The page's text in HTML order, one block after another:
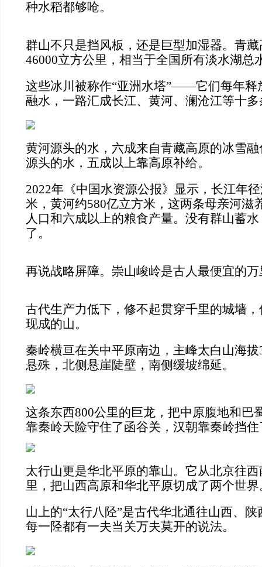
种水稻都够呛。
群山不只是挡风板，还是巨型加湿器。青
46000立方公里，相当于全国所有淡水湖总
这些冰川被称作“亚洲水塔”——它们每年释
融水，一路汇成长江、黄河、澜沧江等十
黄河源头的水，六成来自青藏高原的冰雪
源头的水，五成以上靠高原补给。
2022年《中国水资源公报》显示，长江年
米，黄河约580亿立方米，这两条母亲河滋
人口和六成以上的粮食产量。没有群山蓄
了。
再说战略屏障。崇山峻岭是古人最便宜的
古代生产力低下，修不起贯穿千里的城墙
现成的山。
秦岭横亘在关中平原南边，主峰太白山海
悬殊，北侧悬崖陡壁，南侧缓坡绵延。
这条东西800公里的巨龙，把中原腹地和巴
靠秦岭天险守住了函谷关，汉朝靠秦岭挡
太行山更是华北平原的靠山。它从北京往
里，把山西高原和华北平原切成了两个世界
山上的“太行八陉”是古代华北通往山西、
每一陉都有一夫当关万夫莫开的说法。